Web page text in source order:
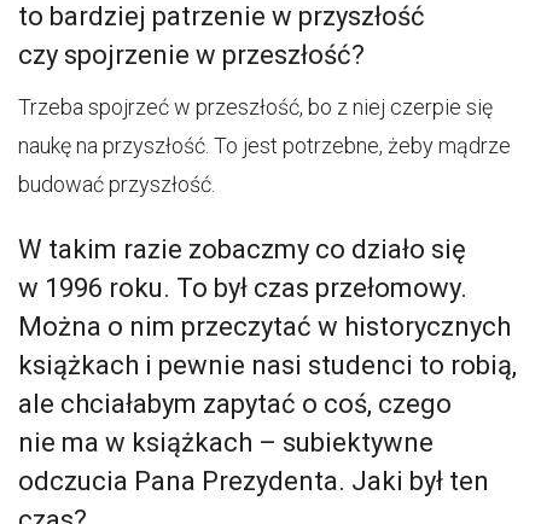
to bardziej patrzenie w przyszłość
czy spojrzenie w przeszłość?
Trzeba spojrzeć w przeszłość, bo z niej czerpie się
naukę na przyszłość. To jest potrzebne, żeby mądrze
budować przyszłość.
W takim razie zobaczmy co działo się
w 1996 roku. To był czas przełomowy.
Można o nim przeczytać w historycznych
książkach i pewnie nasi studenci to robią,
ale chciałabym zapytać o coś, czego
nie ma w książkach – subiektywne
odczucia Pana Prezydenta. Jaki był ten